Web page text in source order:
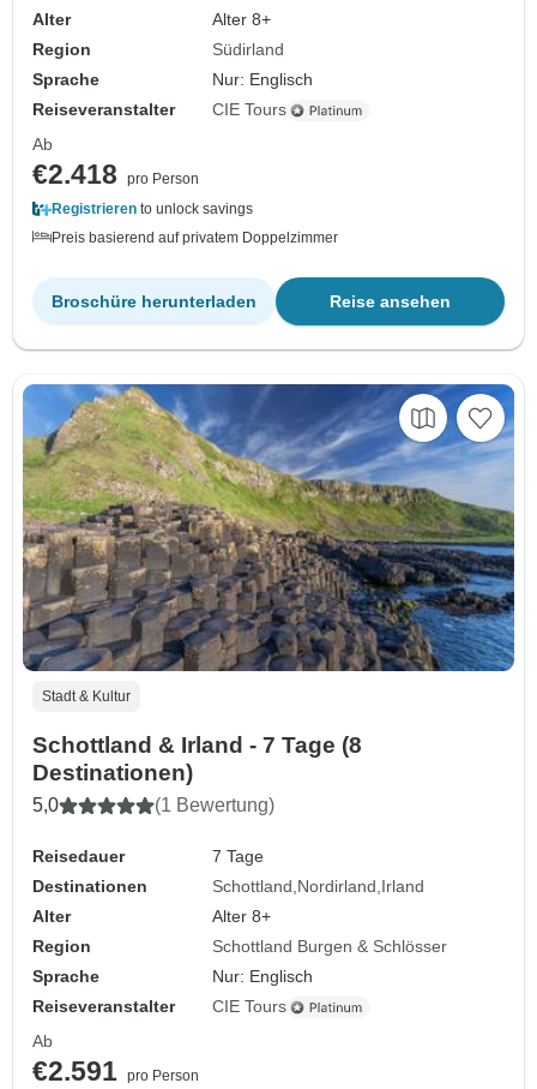
Alter
Alter 8+
Region
Südirland
Sprache
Nur: Englisch
Reiseveranstalter
CIE Tours
Ab
€2.418
pro Person
Registrieren to unlock savings
Preis basierend auf privatem Doppelzimmer
Reise ansehen
Broschüre herunterladen
Stadt & Kultur
Schottland & Irland - 7 Tage (8
Destinationen)
5,0 (1 Bewertung)
Reisedauer
7 Tage
Destinationen
Schottland Nordirland Irland
Alter
Alter 8+
Region
Schottland Burgen & Schlösser
Sprache
Nur: Englisch
Reiseveranstalter
CIE Tours
Ab
€2.591 pro Person